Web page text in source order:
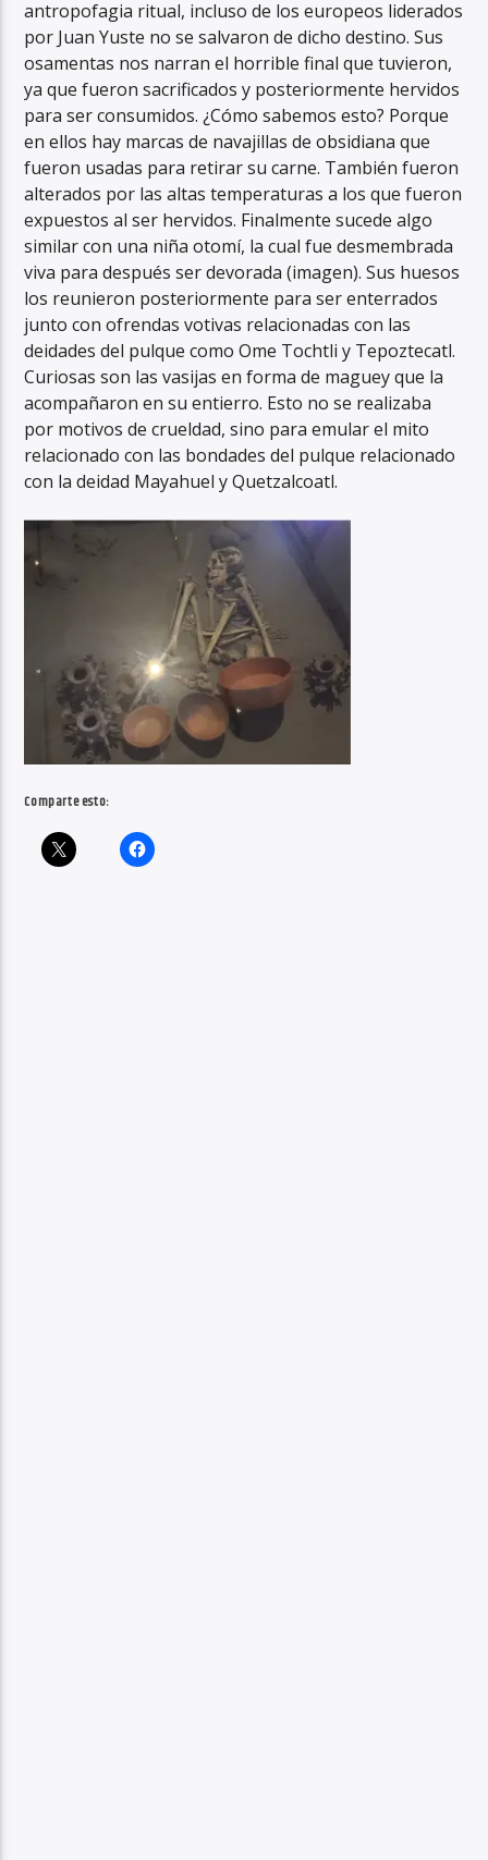
antropofagia ritual, incluso de los europeos liderados
por Juan Yuste no se salvaron de dicho destino. Sus
osamentas nos narran el horrible final que tuvieron,
ya que fueron sacrificados y posteriormente hervidos
para ser consumidos. ¿Cómo sabemos esto? Porque
en ellos hay marcas de navajillas de obsidiana que
fueron usadas para retirar su carne. También fueron
alterados por las altas temperaturas a los que fueron
expuestos al ser hervidos. Finalmente sucede algo
similar con una niña otomí, la cual fue desmembrada
viva para después ser devorada (imagen). Sus huesos
los reunieron posteriormente para ser enterrados
junto con ofrendas votivas relacionadas con las
deidades del pulque como Ome Tochtli y Tepoztecatl.
Curiosas son las vasijas en forma de maguey que la
acompañaron en su entierro. Esto no se realizaba
por motivos de crueldad, sino para emular el mito
relacionado con las bondades del pulque relacionado
con la deidad Mayahuel y Quetzalcoatl.
Comparte esto: